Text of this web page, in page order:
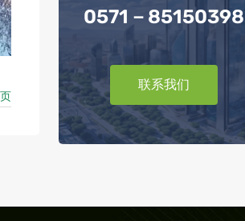
0571－85150398
联系我们